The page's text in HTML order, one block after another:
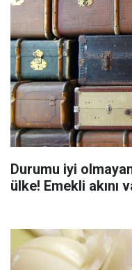
Durumu iyi
ülke! Emekli akını